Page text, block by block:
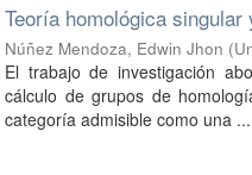
Teoría homológica
Núñez Mendoza, Edwin Jhon (
El trabajo de investigación
cálculo de grupos de
categoría admisible como una ...